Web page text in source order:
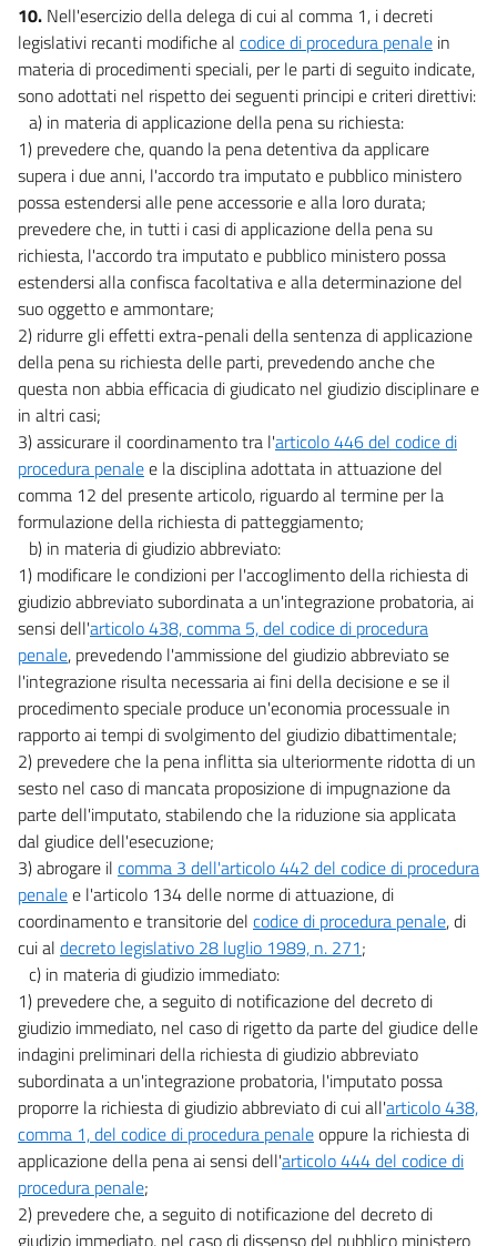
10. Nell'esercizio della delega di cui al comma 1, i decreti
legislativi recanti modifiche al codice di procedura penale in
materia di procedimenti speciali, per le parti di seguito indicate,
sono adottati nel rispetto dei seguenti principi e criteri direttivi:
a) in materia di applicazione della pena su richiesta:
1) prevedere che, quando la pena detentiva da applicare
supera i due anni, l'accordo tra imputato e pubblico ministero
possa estendersi alle pene accessorie e alla loro durata;
prevedere che, in tutti i casi di applicazione della pena su
richiesta, l'accordo tra imputato e pubblico ministero possa
estendersi alla confisca facoltativa e alla determinazione del
suo oggetto e ammontare;
2) ridurre gli effetti extra-penali della sentenza di applicazione
della pena su richiesta delle parti, prevedendo anche che
questa non abbia efficacia di giudicato nel giudizio disciplinare e
in altri casi;
3) assicurare il coordinamento tra l'articolo 446 del codice di
procedura penalee la disciplina adottata in attuazione del
comma 12 del presente articolo, riguardo al termine per la
formulazione della richiesta di patteggiamento;
b) in materia di giudizio abbreviato:
1) modificare le condizioni per l'accoglimento della richiesta di
giudizio abbreviato subordinata a un'integrazione probatoria, ai
sensi dell'articolo 438, comma 5, del codice di procedura
penale, prevedendo l'ammissione del giudizio abbreviato se
l'integrazione risulta necessaria ai fini della decisione e se il
procedimento speciale produce un'economia processuale in
rapporto ai tempi di svolgimento del giudizio dibattimentale;
2) prevedere che la pena inflitta sia ulteriormente ridotta di un
sesto nel caso di mancata proposizione di impugnazione da
parte dell'imputato, stabilendo che la riduzione sia applicata
dal giudice dell'esecuzione;
3) abrogare il comma 3 dell'articolo 442 del codice di procedura
penalee l'articolo 134 delle norme di attuazione, di
coordinamento e transitorie del codice di procedura penale, di
cui al decreto legislativo 28 luglio 1989, n. 271;
c) in materia di giudizio immediato:
1) prevedere che, a seguito di notificazione del decreto di
giudizio immediato, nel caso di rigetto da parte del giudice delle
indagini preliminari della richiesta di giudizio abbreviato
subordinata a un'integrazione probatoria, l'imputato possa
proporre la richiesta di giudizio abbreviato di cui all'articolo 438,
comma 1, del codice di procedura penaleoppure la richiesta di
applicazione della pena ai sensi dell'articolo 444 del codice di
procedura penale;
2) prevedere che, a seguito di notificazione del decreto di
giudizio immediato, nel caso di dissenso del pubblico ministero